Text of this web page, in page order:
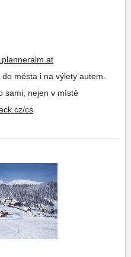
města i na výlety autem.
sami, nejen v místě
cs